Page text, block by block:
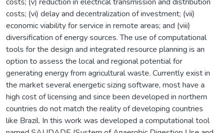
costs; (vi) delay and decentralization of investment; (vii)
economic viability for service in remote areas; and (viii)
diversification of energy sources. The use of computational
tools for the design and integrated resource planning is an
option to assess the local and regional potential for
generating energy from agricultural waste. Currently exist in
the market several energetic sizing software, most have a
high cost of licensing and since been developed in northern
countries do not match the reality of developing countries
like Brazil. In this work was developed a computational tool